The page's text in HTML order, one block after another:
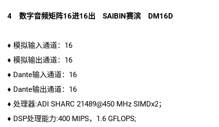
4 数字音频矩阵16进16出 SAIBIN赛滨 DM16D
♦ 模拟输入通道：16
♦ 模拟输出通道：16
♦ Dante输入通道：16
♦ Dante输出通道：16
♦ 处理器:ADI SHARC 21489@450 MHz SIMDx2；
♦ DSP处理能力:400 MIPS，1.6 GFLOPS;